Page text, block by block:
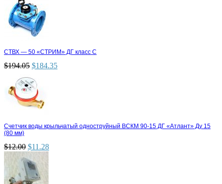
СТВХ — 50 «СТРИМ» ДГ класс С
$194.05 $184.35
Счетчик воды крыльчатый одноструйный ВСКМ 90-15 ДГ «Атлант» Ду 15
(80 мм)
$12.00 $11.28